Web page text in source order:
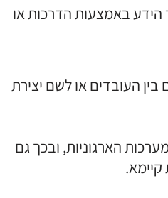
הידע באמצעות הדרכות או
העובדים או לשם יצירת
הארגוניות, ובכך גם
קיימא.